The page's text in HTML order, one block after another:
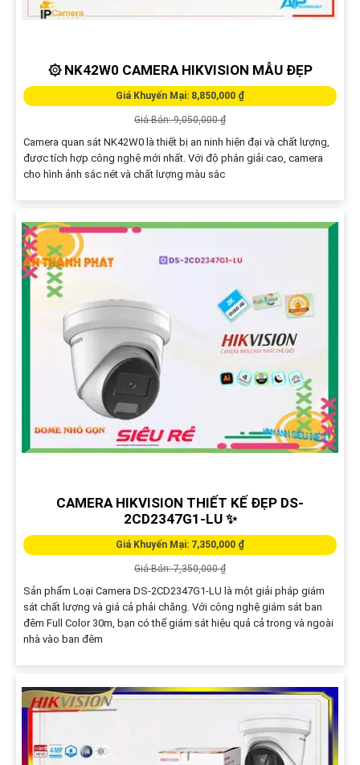
۞ NK42W0 CAMERA HIKVISION MẪU ĐẸP
Giá Khuyến Mại: 8,850,000 ₫
Giá Bán: 9,050,000 ₫
Camera quan sát NK42W0 là thiết bị an ninh hiện đại và chất lượng,
được tích hợp công nghệ mới nhất. Với độ phân giải cao, camera
cho hình ảnh sắc nét và chất lượng màu sắc
CAMERA HIKVISION THIẾT KẾ ĐẸP DS-
2CD2347G1-LU ✨
Giá Khuyến Mại: 7,350,000 ₫
Giá Bán: 7,350,000 ₫
Sản phẩm Loại Camera DS-2CD2347G1-LU là một giải pháp giám
sát chất lượng và giá cả phải chăng. Với công nghệ giám sát ban
đêm Full Color 30m, bạn có thể giám sát hiệu quả cả trong và ngoài
nhà vào ban đêm